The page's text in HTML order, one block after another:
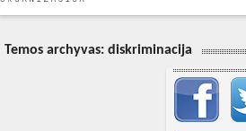
Temos archyvas: diskriminacija
Svarbių